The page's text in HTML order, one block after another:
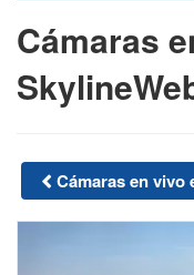
Cámaras
Cámaras en vivo